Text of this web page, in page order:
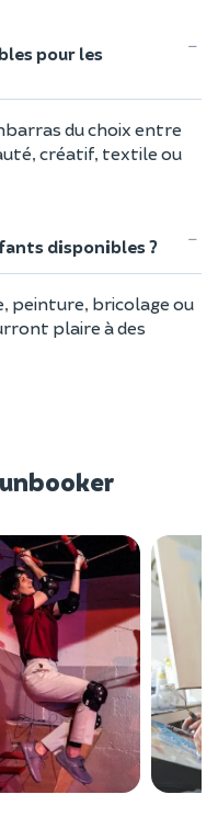
pour les
du choix entre
créatif, textile ou
disponibles ?
peinture, bricolage ou
plaire à des